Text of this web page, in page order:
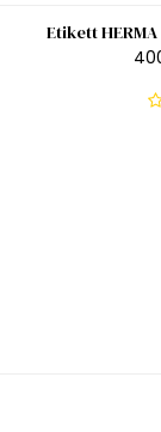
Etikett